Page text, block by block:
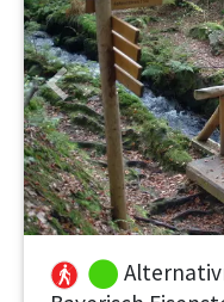
Previous